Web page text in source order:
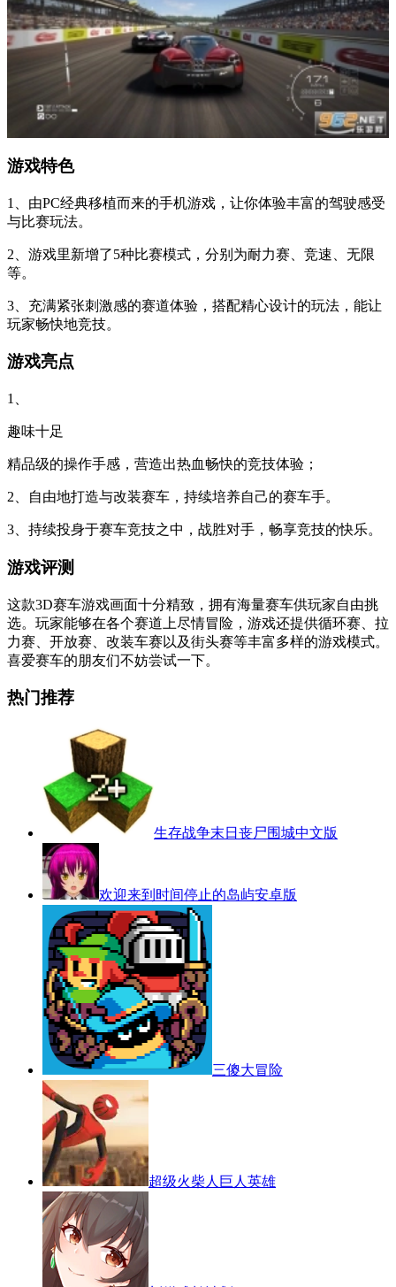
游戏特色
1、由PC经典移植而来的手机游戏，让你体验丰富的驾驶感受
与比赛玩法。
2、游戏里新增了5种比赛模式，分别为耐力赛、竞速、无限
等。
3、充满紧张刺激感的赛道体验，搭配精心设计的玩法，能让
玩家畅快地竞技。
游戏亮点
1、
趣味十足
精品级的操作手感，营造出热血畅快的竞技体验；
2、自由地打造与改装赛车，持续培养自己的赛车手。
3、持续投身于赛车竞技之中，战胜对手，畅享竞技的快乐。
游戏评测
这款3D赛车游戏画面十分精致，拥有海量赛车供玩家自由挑
选。玩家能够在各个赛道上尽情冒险，游戏还提供循环赛、拉
力赛、开放赛、改装车赛以及街头赛等丰富多样的游戏模式。
喜爱赛车的朋友们不妨尝试一下。
热门推荐
生存战争末日丧尸围城中文版
欢迎来到时间停止的岛屿安卓版
三傻大冒险
超级火柴人巨人英雄